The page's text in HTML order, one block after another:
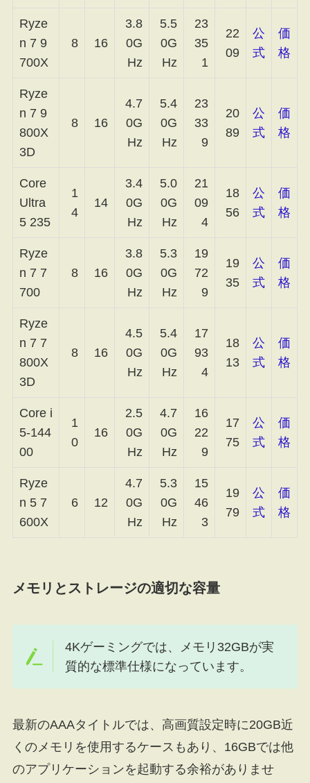
Ryze
n 7 9
700X
8 16
3.8
0G
Hz
5.5
0G
Hz
23
35
1
22
09
公
式
価
格
Ryze
n 7 9
800X
3D
8 16
4.7
0G
Hz
5.4
0G
Hz
23
33
9
20
89
公
式
価
格
Core
Ultra
5 235
1
4
14
3.4
0G
Hz
5.0
0G
Hz
21
09
4
18
56
公
式
価
格
Ryze
n 7 7
700
8 16
3.8
0G
Hz
5.3
0G
Hz
19
72
9
19
35
公
式
価
格
Ryze
n 7 7
800X
3D
8 16
4.5
0G
Hz
5.4
0G
Hz
17
93
4
18
13
公
式
価
格
Core i
5-144
00
1
0
16
2.5
0G
Hz
4.7
0G
Hz
16
22
9
17
75
公
式
価
格
Ryze
n 5 7
600X
6 12
4.7
0G
Hz
5.3
0G
Hz
15
46
3
19
79
公
式
価
格
メモリとストレージの適切な容量
4Kゲーミングでは、メモリ32GBが実
質的な標準仕様になっています。
最新のAAAタイトルでは、高画質設定時に20GB近
くのメモリを使用するケースもあり、16GBでは他
のアプリケーションを起動する余裕がありませ